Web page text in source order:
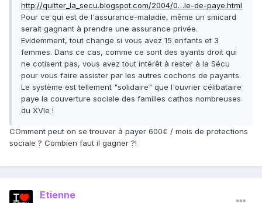
http://quitter_la_secu.blogspot.com/2004/0…le-de-paye.html
Pour ce qui est de l'assurance-maladie, même un smicard
serait gagnant à prendre une assurance privée.
Evidemment, tout change si vous avez 15 enfants et 3
femmes. Dans ce cas, comme ce sont des ayants droit qui
ne cotisent pas, vous avez tout intérêt à rester à la Sécu
pour vous faire assister par les autres cochons de payants.
Le système est tellement "solidaire" que l'ouvrier célibataire
paye la couverture sociale des familles cathos nombreuses
du XVIe !
COmment peut on se trouver à payer 600€ / mois de protections
sociale ? Combien faut il gagner ?!
Etienne